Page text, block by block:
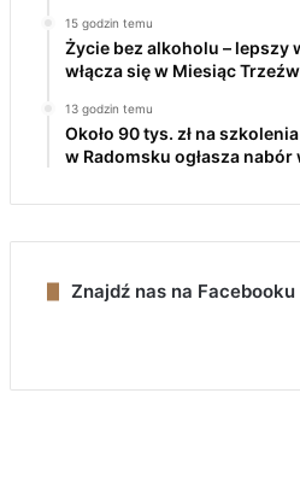
15 godzin temu
Życie bez alkoholu – lepszy
włącza się w Miesiąc
13 godzin temu
Około 90 tys. zł na
w Radomsku ogłasza
Znajdź nas na Facebooku